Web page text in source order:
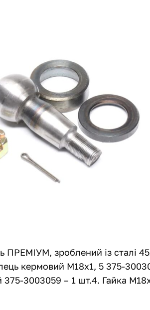
ПРЕМІУМ, зроблений із сталі
кермовий М18х1, 5 375-
3003059 – 1 шт.4. Гайка